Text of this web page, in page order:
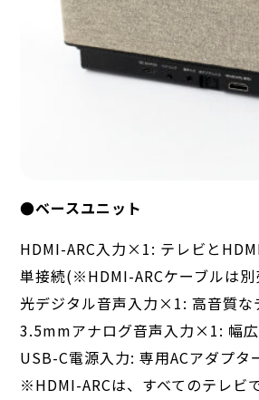
●ベースユニット
HDMI-ARC入力×1: テレビと
単接続(※HDMI-ARCケーブルは別
光デジタル音声入力×1: 高音質な
3.5mmアナログ音声入力×1: 幅
USB-C電源入力: 専用ACアダプタ
※HDMI-ARCは、すべてのテレビ